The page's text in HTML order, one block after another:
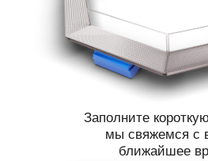
Заполните
мы свяжемся с
ближайшее